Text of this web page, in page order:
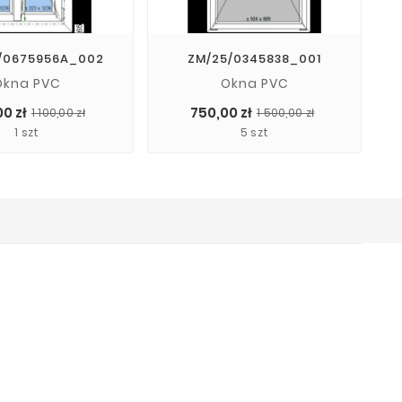
0675956A_002
PVC
zł 1 100,00 zł
1 szt
ZM/25/0345838_001
Okna PVC
750,00 zł 1 500,00 zł
5 szt